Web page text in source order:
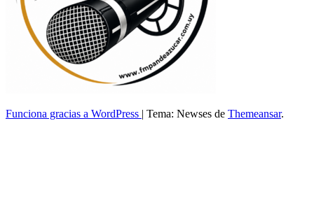
Funciona gracias a WordPress Tema: Newses de Themeansar.